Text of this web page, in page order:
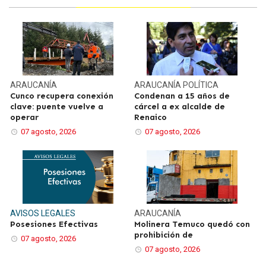
ARAUCANÍA
Cunco recupera conexión
clave: puente vuelve a
operar
07 agosto, 2026
ARAUCANÍA POLÍTICA
Condenan a 15 años de
cárcel a ex alcalde de
Renaico
07 agosto, 2026
AVISOS LEGALES
Posesiones Efectivas
07 agosto, 2026
ARAUCANÍA
Molinera Temuco quedó con
prohibición de
07 agosto, 2026